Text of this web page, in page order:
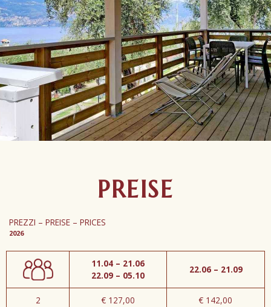
PREISE
PREZZI – PREISE – PRICES
2026
11.04 – 21.06
22.09 – 05.10
22.06 – 21.09
2 € 127,00 € 142,00